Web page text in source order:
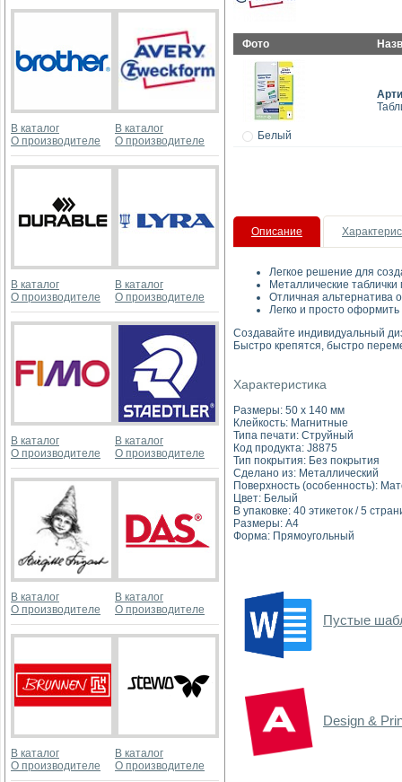
В каталог
О производителе
В каталог
О производителе
В каталог
О производителе
В каталог
О производителе
В каталог
О производителе
В каталог
О производителе
В каталог
О производителе
В каталог
О производителе
В каталог
О производителе
В каталог
О производителе
Фото
Белый
Описание
Легкое решение для
Металлические
Отличная альтернатива
Легко и просто
Создавайте индивидуальный
Быстро крепятся, быстро
Характеристика
Размеры: 50 x 140 мм
Клейкость: Магнитные
Типа печати: Струйный
Код продукта: J8875
Тип покрытия: Без покрытия
Сделано из: Металлический
Поверхность (особенность):
Цвет: Белый
В упаковке: 40 этикеток / 5
Размеры: А4
Форма: Прямоугольный
Пустые
Design &